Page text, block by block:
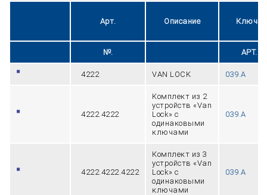
Арт. Описание Ключи
№. АРТ.
4222 VAN LOCK 039.A
4222.4222
Комплект из 2
устройств «Van
Lock» с
одинаковыми
ключами
039.A
4222.4222.4222
Комплект из 3
устройств «Van
Lock» с
одинаковыми
ключами
039.A